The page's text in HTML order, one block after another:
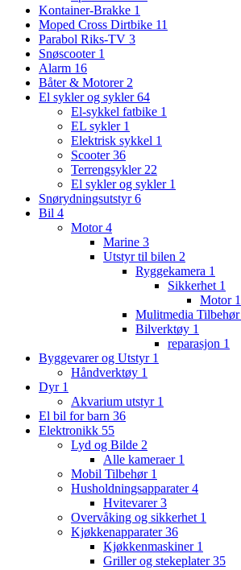
Kontainer-Brakke 1
Moped Cross Dirtbike 11
Parabol Riks-TV 3
Snøscooter 1
Alarm 16
Båter & Motorer 2
El sykler og sykler64
El-sykkel fatbike 1
EL sykler 1
Elektrisk sykkel 1
Scooter36
Terrengsykler 22
El sykler og sykler 1
Snørydningsutstyr6
Bil 4
Motor4
Marine 3
Utstyr til bilen 2
Ryggekamera 1
Sikkerhet 1
Motor 1
Mulitmedia Tilbehør
Bilverktøy 1
reparasjon 1
Byggevarer og Utstyr 1
Håndverktøy 1
Dyr 1
Akvarium utstyr 1
El bil for barn 36
Elektronikk 55
Lyd og Bilde 2
Alle kameraer 1
Mobil Tilbehør 1
Husholdningsapparater4
Hvitevarer3
Overvåking og sikkerhet 1
Kjøkkenapparater36
Kjøkkenmaskiner 1
Griller og stekeplater35